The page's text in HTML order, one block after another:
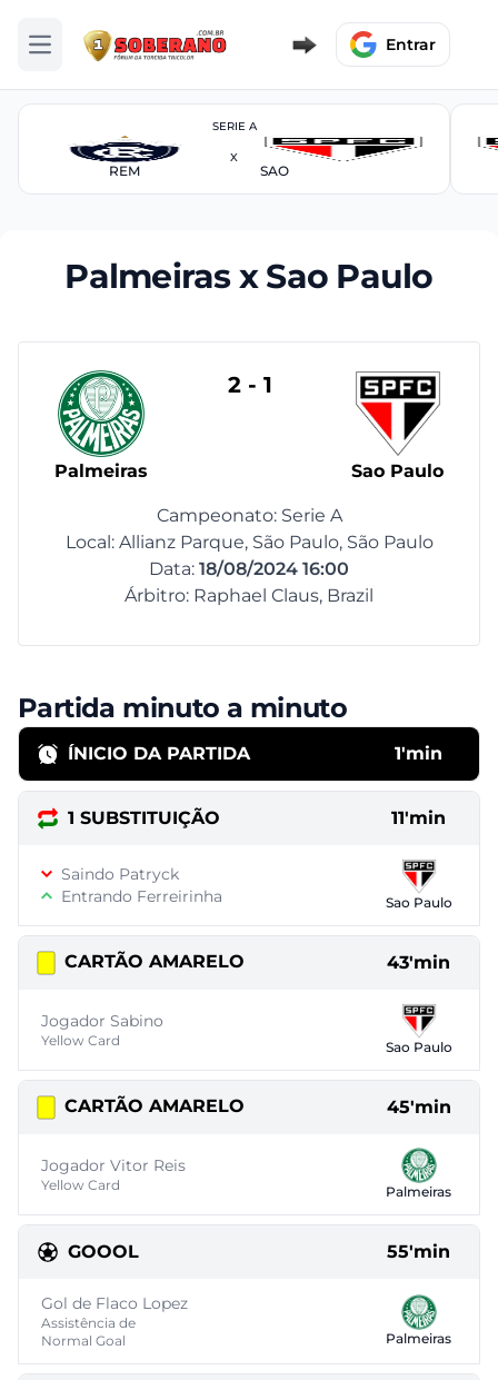
Abrir menu Entrar
SERIE A
REM
X
SAO
Palmeiras x Sao Paulo
Palmeiras
2 - 1
Sao Paulo
Campeonato: Serie A
Local: Allianz Parque, São Paulo, São Paulo
Data: 18/08/2024 16:00
Árbitro: Raphael Claus, Brazil
Partida minuto a minuto
ÍNICIO DA PARTIDA 1'min
1 SUBSTITUIÇÃO 11'min
Saindo Patryck
Entrando Ferreirinha
Sao Paulo
CARTÃO AMARELO 43'min
Jogador Sabino
Yellow Card Sao Paulo
CARTÃO AMARELO 45'min
Jogador Vitor Reis
Yellow Card Palmeiras
GOOOL 55'min
Gol de Flaco Lopez
Assistência de
Normal Goal
Palmeiras